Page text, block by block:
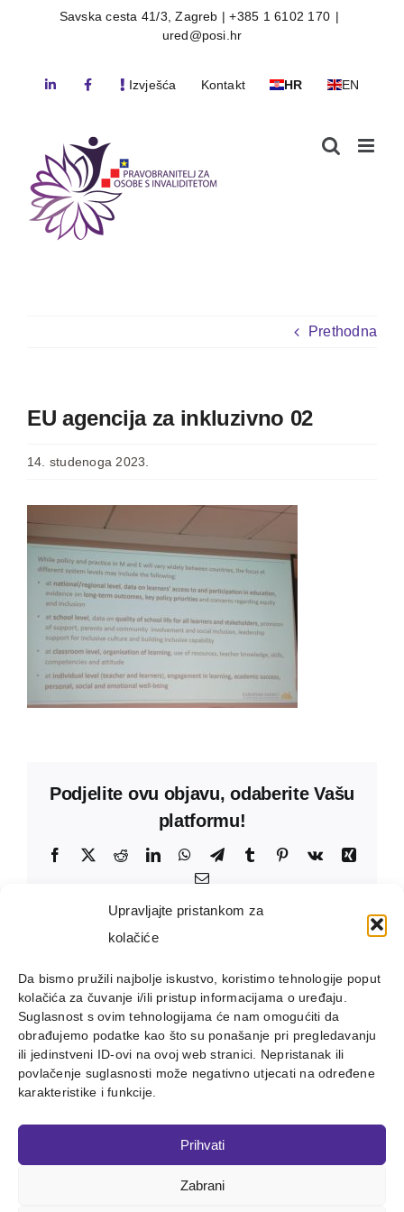
Upravljajte pristankom za
kolačiće
Da bismo pružili najbolje iskustvo, koristimo tehnologije poput
kolačića za čuvanje i/ili pristup informacijama o uređaju.
Suglasnost s ovim tehnologijama će nam omogućiti da
obrađujemo podatke kao što su ponašanje pri pregledavanju
ili jedinstveni ID-ovi na ovoj web stranici. Nepristanak ili
povlačenje suglasnosti može negativno utjecati na određene
karakteristike i funkcije.
Prihvati
Zabrani
Savska cesta 41/3, Zagreb | +385 1 6102 170 |
ured@posi.hr
Izvješća Kontakt HR EN
Prethodna
EU agencija za inkluzivno 02
14. studenoga 2023.
Podjelite ovu objavu, odaberite Vašu
platformu!
Facebook
X RedditLinkedInWhatsApp
TelegramTumblr Pinterest
Vk
Xing
Email: